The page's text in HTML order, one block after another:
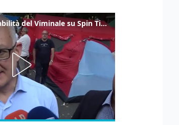
Gualtieri: "Responsabilità del Viminale su Spin Time? La posizione dei partiti è nota"